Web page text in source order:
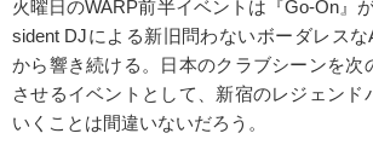
火曜日のWARP前半イベントは『Go-On』
sident DJによる新旧問わないボーダレス
から響き続ける。日本のクラブシーンを次
させるイベントとして、新宿のレジェンド
いくことは間違いないだろう。